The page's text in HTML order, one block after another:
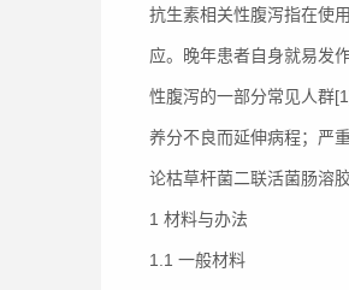
抗生素相关性腹泻指在使
应。晚年患者自身就易发
性腹泻的一部分常见人群
养分不良而延伸病程；严
论枯草杆菌二联活菌肠溶
1 材料与办法
1.1 一般材料